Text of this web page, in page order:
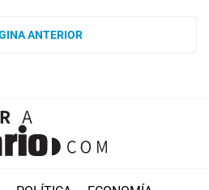
ANTERIOR